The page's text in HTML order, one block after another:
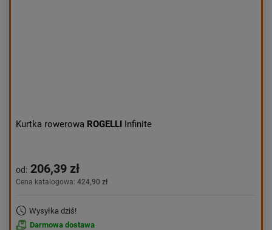
Kurtka rowerowa ROGELLI Infinite
od: 206,39 zł
Cena katalogowa: 424,90 zł
Wysyłka dziś!
Darmowa dostawa